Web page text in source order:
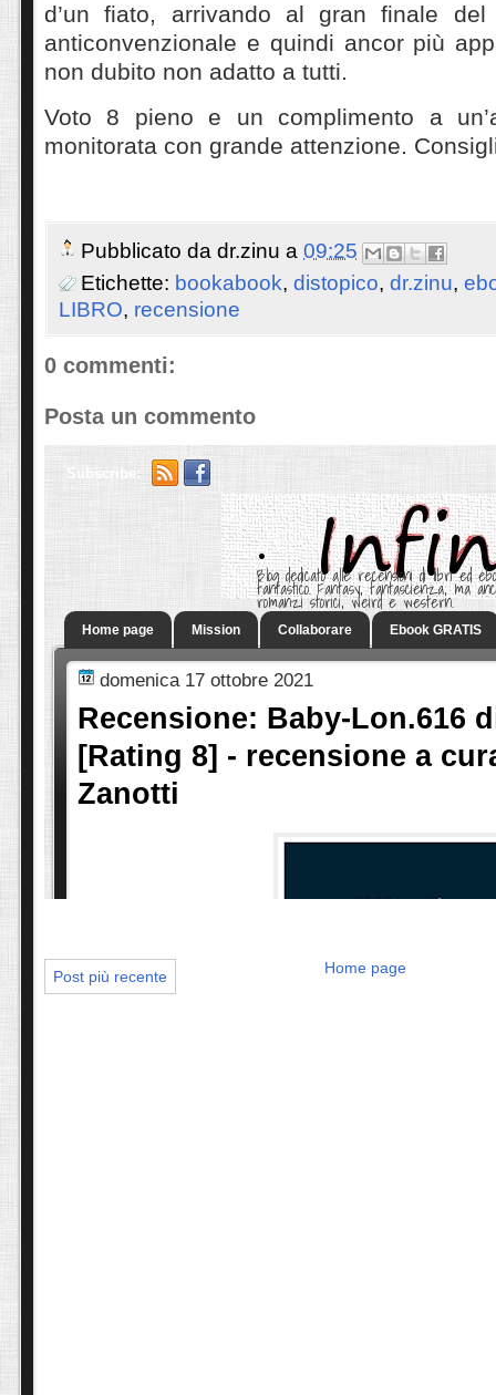
d’un fiato, arrivando al gran finale del
anticonvenzionale e quindi ancor più
non dubito non adatto a tutti.
Voto 8 pieno e un complimento a
monitorata con grande attenzione.
Pubblicato da dr.zinu a 09:25
Etichette: bookabook, distopico, dr.zinu,
LIBRO, recensione
0 commenti:
Posta un commento
Post più recente Home page